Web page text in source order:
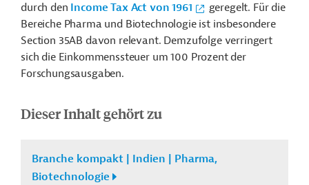
durch den Income Tax Act von 1961
geregelt. Für die
Bereiche Pharma und Biotechnologie ist insbesondere
Section 35AB davon relevant. Demzufolge verringert
sich die Einkommenssteuer um 100 Prozent der
Forschungsausgaben.
Dieser Inhalt gehört zu
Branche kompakt | Indien | Pharma,
Biotechnologie